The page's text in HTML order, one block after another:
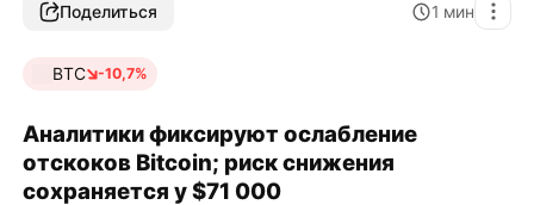
Поделиться 1 мин
BTC -10,7%
Аналитики фиксируют ослабление
отскоков Bitcoin; риск снижения
сохраняется у $71 000